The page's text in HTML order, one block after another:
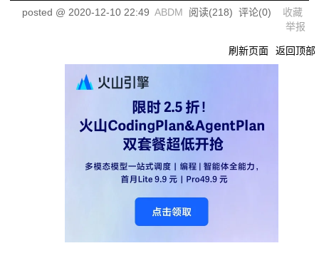
posted @ 2020-12-10 22:49 ABDM 阅读(218) 评论(0) 收藏
举报
刷新页面 返回顶部